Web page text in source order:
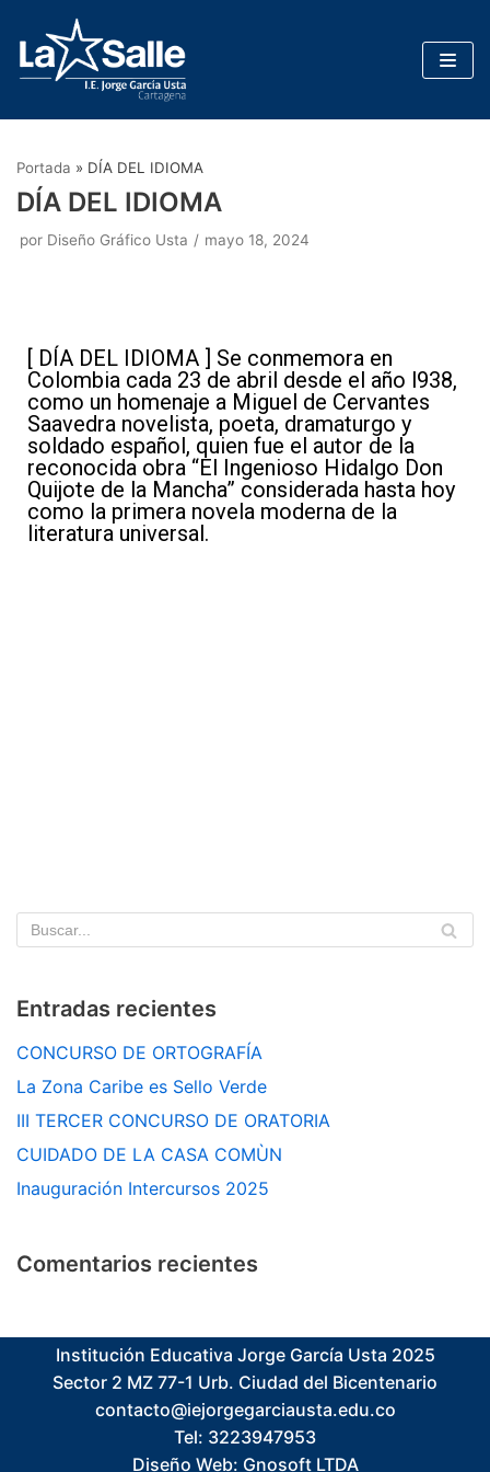
al
contenido
Portada » DÍA DEL IDIOMA
DÍA DEL IDIOMA
por Diseño Gráfico Usta mayo 18, 2024
[ DÍA DEL IDIOMA ] Se conmemora en
Colombia cada 23 de abril desde el año l938,
como un homenaje a Miguel de Cervantes
Saavedra novelista, poeta, dramaturgo y
soldado español, quien fue el autor de la
reconocida obra “El Ingenioso Hidalgo Don
Quijote de la Mancha” considerada hasta hoy
como la primera novela moderna de la
literatura universal.
Entradas recientes
CONCURSO DE ORTOGRAFÍA
La Zona Caribe es Sello Verde
III TERCER CONCURSO DE ORATORIA
CUIDADO DE LA CASA COMÙN
Inauguración Intercursos 2025
Comentarios recientes
Institución Educativa Jorge García Usta 2025
Sector 2 MZ 77-1 Urb. Ciudad del Bicentenario
contacto@iejorgegarciausta.edu.co
Tel: 3223947953
Diseño Web: Gnosoft LTDA